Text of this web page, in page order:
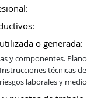
o generada:
y componentes.
técnicas
laborales y